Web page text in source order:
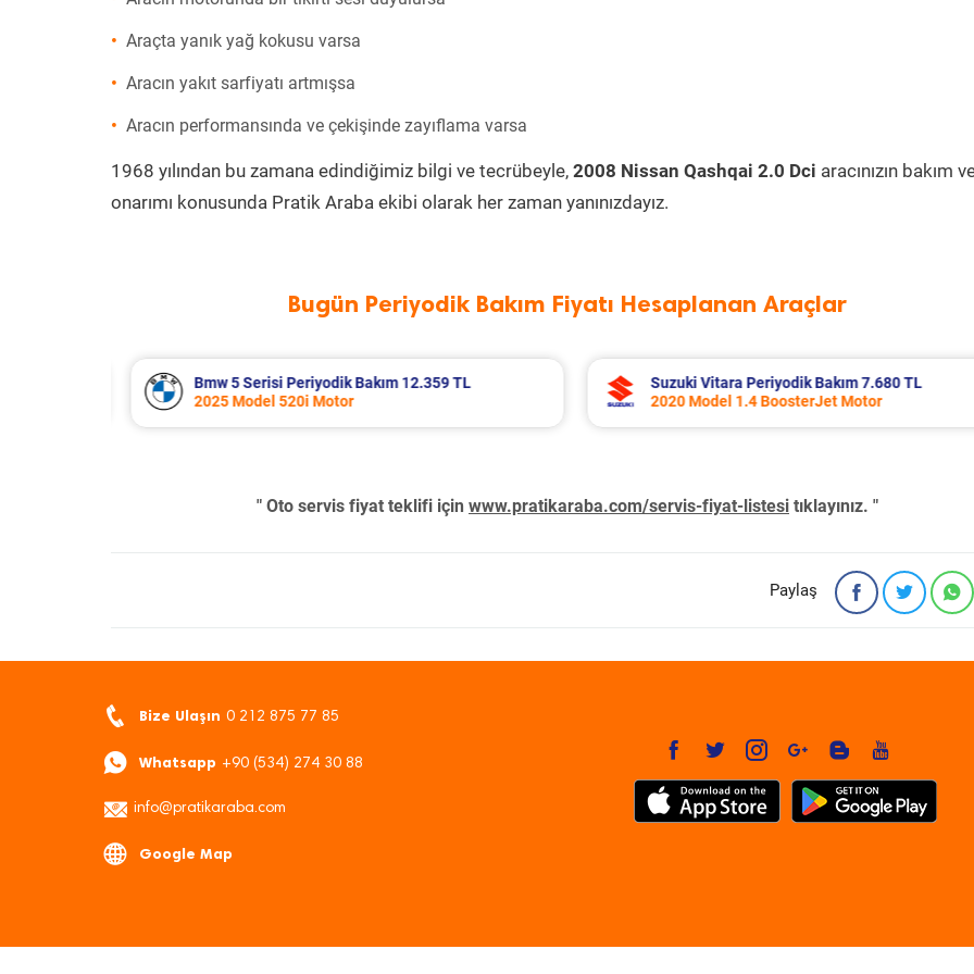
Araçta yanık yağ kokusu varsa
Aracın yakıt sarfiyatı artmışsa
Aracın performansında ve çekişinde zayıflama varsa
1968 yılından bu zamana edindiğimiz bilgi ve tecrübeyle, 2008 Nissan Qashqai 2.0 Dci aracınızın bakım
onarımı konusunda Pratik Araba ekibi olarak her zaman yanınızdayız.
Bugün Periyodik Bakım Fiyatı Hesaplanan Araçlar
Suzuki Vitara Periyodik Bakım 7.680 TL
2020 Model 1.4 BoosterJet Motor
Toyota Corolla Periyodik Bakım
2022 Model 1.8 Hybrid Motor
" Oto servis fiyat teklifi için www.pratikaraba.com/servis-fiyat-listesi tıklayınız. "
Paylaş
Bize Ulaşın 0 212 875 77 85
Whatsapp +90 (534) 274 30 88
info@pratikaraba.com
Google Map